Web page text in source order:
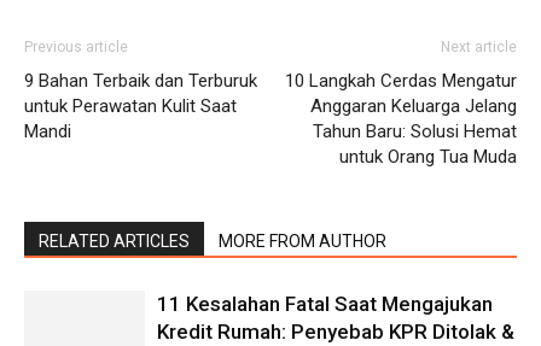
Previous article
9 Bahan Terbaik dan Terburuk
untuk Perawatan Kulit Saat
Mandi
Next article
10 Langkah Cerdas Mengatur
Anggaran Keluarga Jelang
Tahun Baru: Solusi Hemat
untuk Orang Tua Muda
RELATED ARTICLES MORE FROM AUTHOR
11 Kesalahan Fatal Saat Mengajukan
Kredit Rumah: Penyebab KPR Ditolak &